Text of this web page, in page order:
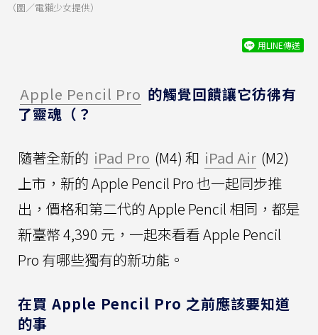
（圖／電獺少女提供）
用LINE傳送
Apple Pencil Pro 的觸覺回饋讓它彷彿有
了靈魂（？
隨著全新的 iPad Pro (M4) 和 iPad Air (M2)
上市，新的 Apple Pencil Pro 也一起同步推
出，價格和第二代的 Apple Pencil 相同，都是
新臺幣 4,390 元，一起來看看 Apple Pencil
Pro 有哪些獨有的新功能。
在買 Apple Pencil Pro 之前應該要知道
的事